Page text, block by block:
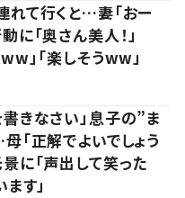
れて行くと…妻「おー
に「奥さん美人！」
」「楽しそうww」
きなさい」息子の”ま
「正解でよいでしょう
に「声出して笑った
す」